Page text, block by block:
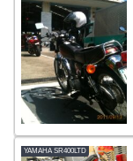
YAMAHA SR400LTD